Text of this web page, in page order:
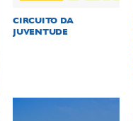
CIRCUITO DA
JUVENTUDE